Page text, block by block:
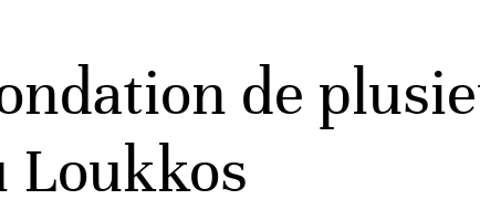
de
Loukkos